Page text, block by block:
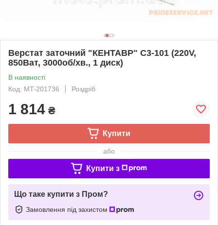
Верстат заточний "КЕНТАВР" С3-101 (220V,
850Ват, 3000об/хв., 1 диск)
В наявності
Код: MT-201736
Роздріб
1 814 ₴
Купити
або
Купити з
Що таке купити з Пром?
Замовлення під захистом